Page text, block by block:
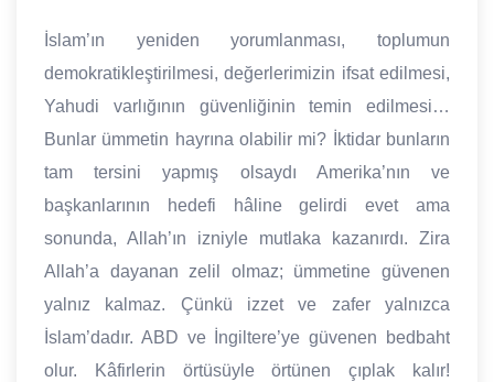
İslam’ın yeniden yorumlanması, toplumun
demokratikleştirilmesi, değerlerimizin ifsat edilmesi,
Yahudi varlığının güvenliğinin temin edilmesi…
Bunlar ümmetin hayrına olabilir mi? İktidar bunların
tam tersini yapmış olsaydı Amerika’nın ve
başkanlarının hedefi hâline gelirdi evet ama
sonunda, Allah’ın izniyle mutlaka kazanırdı. Zira
Allah’a dayanan zelil olmaz; ümmetine güvenen
yalnız kalmaz. Çünkü izzet ve zafer yalnızca
İslam’dadır. ABD ve İngiltere’ye güvenen bedbaht
olur. Kâfirlerin örtüsüyle örtünen çıplak kalır!